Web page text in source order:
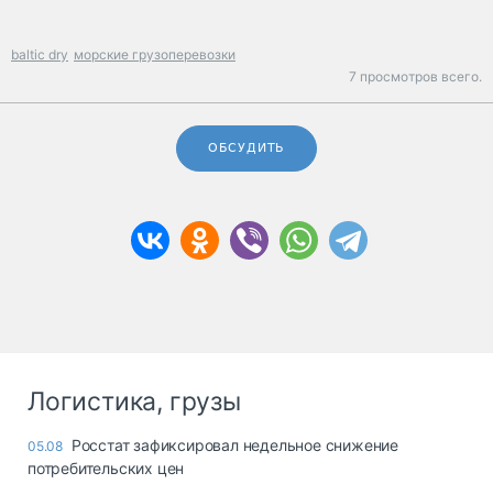
baltic dry морские грузоперевозки
7 просмотров всего.
ОБСУДИТЬ
Логистика, грузы
05.08 Росстат зафиксировал недельное снижение
потребительских цен